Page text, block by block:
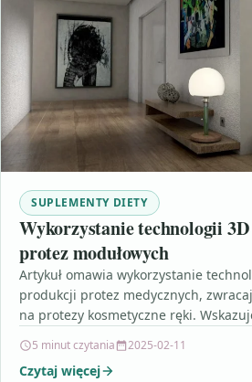
SUPLEMENTY DIETY
Wykorzystanie technologii
protez modułowych
Artykuł omawia wykorzystanie
produkcji protez medycznych,
na protezy kosmetyczne ręki.
5 minut czytania 2025-02-11
Czytaj więcej